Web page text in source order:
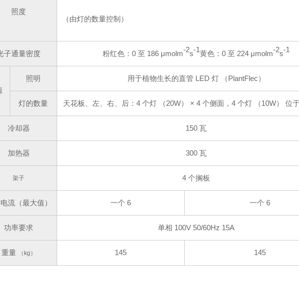
照度
（由灯的数量控制）
子通量密度 粉红色：0 至 186 μmolm-2s-1黄色：0 至 224 μmolm-2s-1
照明 用于植物生长的直管 LED 灯 （PlantFlec）
灯的数量 天花板、左、右、后：4 个灯 （20W） × 4 个侧面，4 个灯 （10W） 位
冷却器 150 瓦
加热器 300 瓦
架子 4 个搁板
流（最大值） 一个 6 一个 6
功率要求 单相 100V 50/60Hz 15A
重量 （kg） 145 145